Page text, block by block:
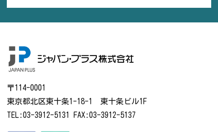
〒114-0001
東京都北区東十条1-18-1 東十条ビル1F
TEL:03-3912-5131 FAX:03-3912-5137